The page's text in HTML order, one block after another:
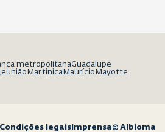
metropolitanaGuadalupe
Martinica Maurício Mayotte
Condições legaisImprensa© Albioma